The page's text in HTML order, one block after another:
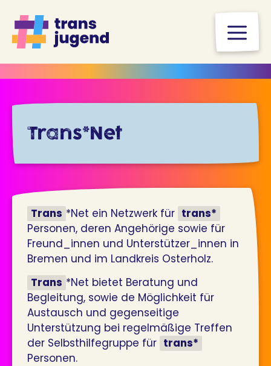
Inhalt
springen
Trans*Net
Trans *Net ein Netzwerk für trans*
Personen, deren Angehörige sowie für
Freund_innen und Unterstützer_innen in
Bremen und im Landkreis Osterholz.
Trans *Net bietet Beratung und
Begleitung, sowie de Möglichkeit für
Austausch und gegenseitige
Unterstützung bei regelmäßige Treffen
der Selbsthilfegruppe für trans*
Personen.